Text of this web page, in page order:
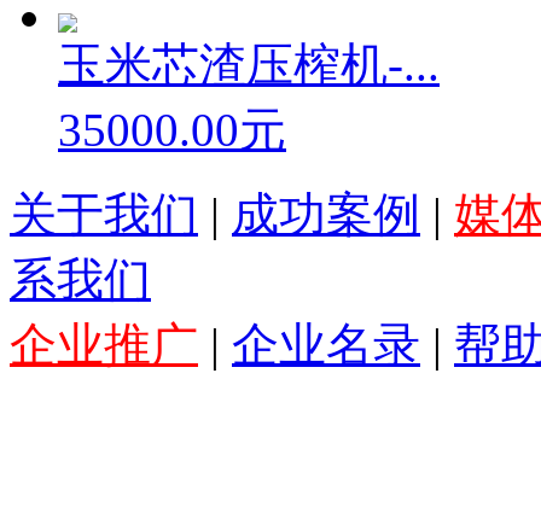
玉米芯渣压榨机-...
35000.00元
关于我们 | 成功案例 | 媒
系我们
企业推广 | 企业名录 | 帮